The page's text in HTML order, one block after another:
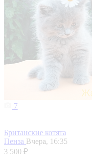
7
Британские котята
Пенза Вчера, 16:35
3 500 ₽